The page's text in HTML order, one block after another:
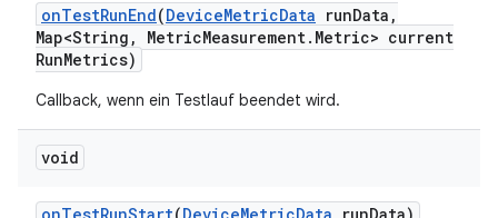
onTestRunEnd(DeviceMetricData runData ,
Map<String , MetricMeasurement. Metric> current
RunMetrics)
Callback, wenn ein Testlauf beendet wird.
void